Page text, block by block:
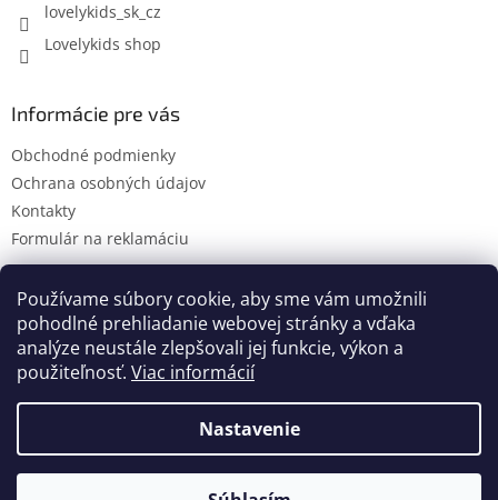
Používame súbory cookie, aby sme vám umožnili
pohodlné prehliadanie webovej stránky a vďaka
analýze neustále zlepšovali jej funkcie, výkon a
použiteľnosť. Viac informácií
Nastavenie
lovelykids_sk_cz
Lovelykids shop
Informácie pre vás
Obchodné podmienky
Ochrana osobných údajov
Kontakty
Formulár na reklamáciu
Kontakty Novinky
Vytvoril Shoptet